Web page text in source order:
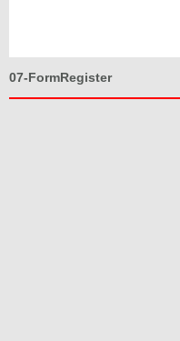
07-FormRegister